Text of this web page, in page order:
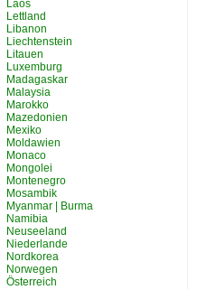
Laos
Lettland
Libanon
Liechtenstein
Litauen
Luxemburg
Madagaskar
Malaysia
Marokko
Mazedonien
Mexiko
Moldawien
Monaco
Mongolei
Montenegro
Mosambik
Myanmar | Burma
Namibia
Neuseeland
Niederlande
Nordkorea
Norwegen
Österreich